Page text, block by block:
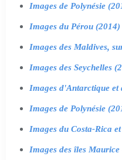
Images de Polynésie
Images du Pérou (2014)
Images des Maldives,
Images des Seychelles
Images d'Antarctique et
Images de Polynésie
Images du Costa-Rica
Images des îles